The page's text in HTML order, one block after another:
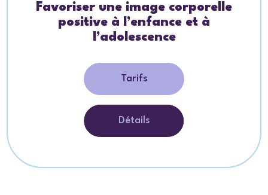
Favoriser une image corporelle
positive à l’enfance et à
l’adolescence
Tarifs
Détails